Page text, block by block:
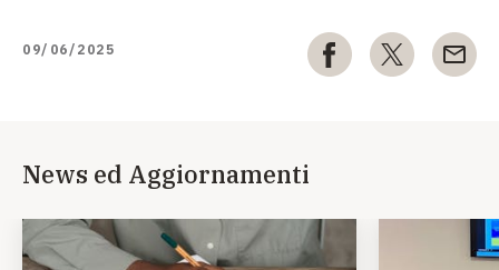
09/06/2025
News ed Aggiornamenti